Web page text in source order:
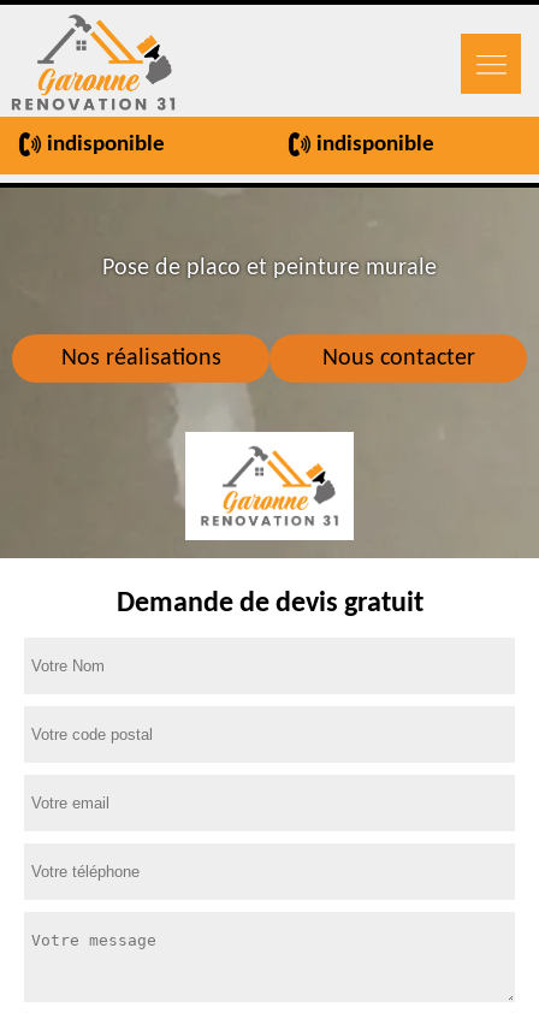
indisponible indisponible
Nos réalisations Nous contacter
Pose de placo et peinture murale
Demande de devis gratuit